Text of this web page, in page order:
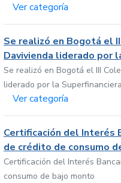
Ver categoría
Se realizó en Bogotá el
Davivienda liderado por
Se realizó en Bogotá el III
liderado por la Superfinanciera
Ver categoría
Certificación del Interés
de crédito de consumo
Certificación del Interés
consumo de bajo monto